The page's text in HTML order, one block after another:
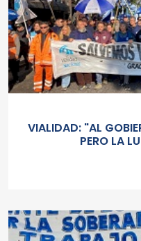
VIALIDAD: "AL
PERO LA